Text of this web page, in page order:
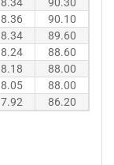
8.36
90.10
8.34
89.60
8.24
88.60
8.18
88.00
8.05
88.00
7.92 86.20